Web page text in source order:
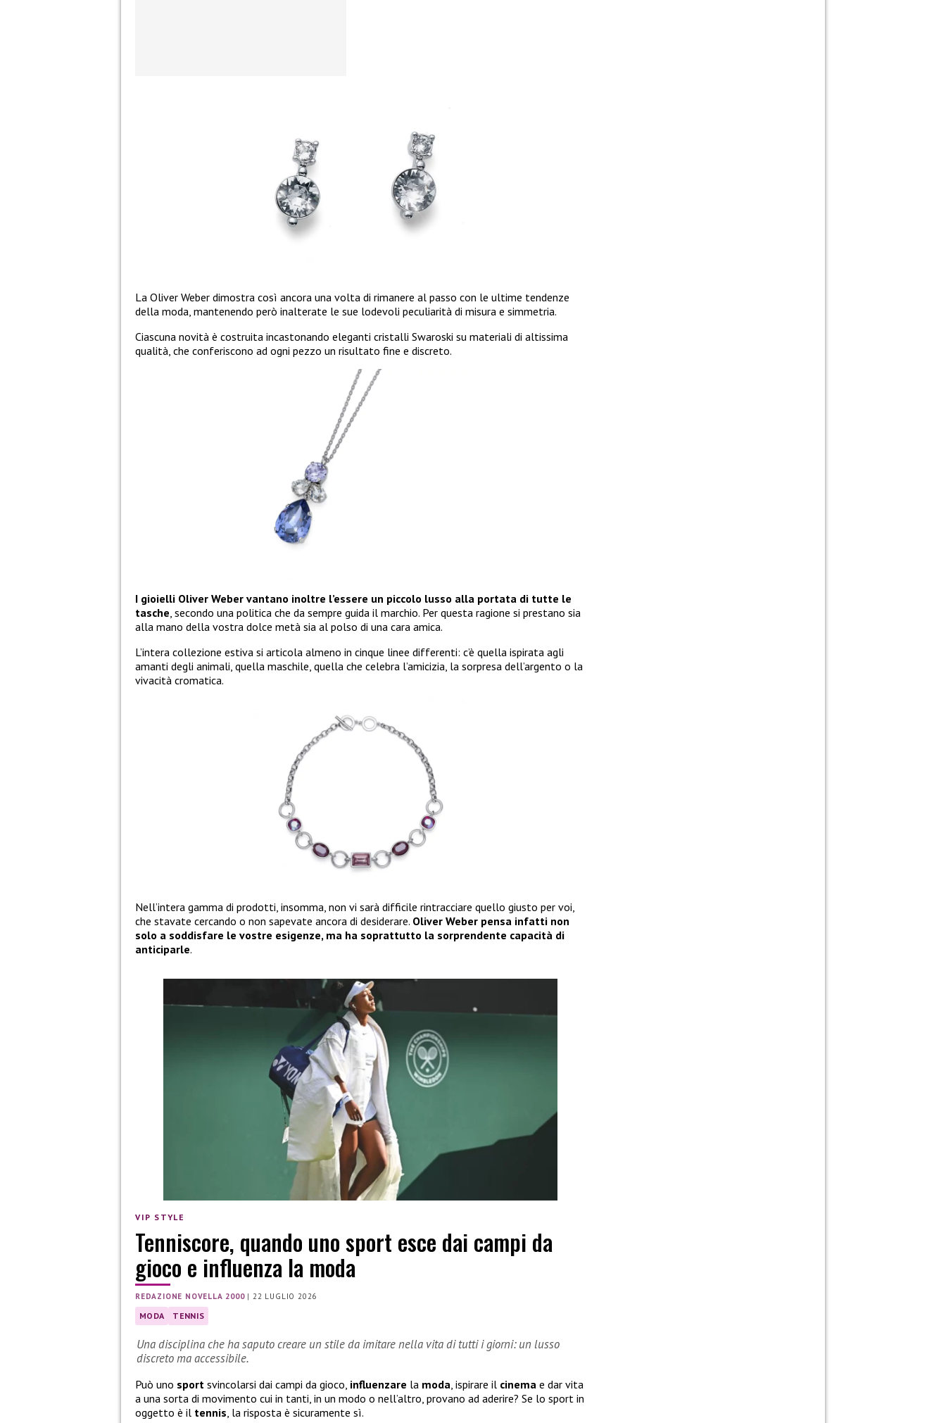
La Oliver Weber dimostra così ancora una volta di rimanere al passo con le ultime tendenze
della moda, mantenendo però inalterate le sue lodevoli peculiarità di misura e simmetria.
Ciascuna novità è costruita incastonando eleganti cristalli Swaroski su materiali di altissima
qualità, che conferiscono ad ogni pezzo un risultato fine e discreto.
I gioielli Oliver Weber vantano inoltre l’essere un piccolo lusso alla portata di tutte le
tasche, secondo una politica che da sempre guida il marchio. Per questa ragione si prestano sia
alla mano della vostra dolce metà sia al polso di una cara amica.
L’intera collezione estiva si articola almeno in cinque linee differenti: c’è quella ispirata agli
amanti degli animali, quella maschile, quella che celebra l’amicizia, la sorpresa dell’argento o la
vivacità cromatica.
Nell’intera gamma di prodotti, insomma, non vi sarà difficile rintracciare quello giusto per voi,
che stavate cercando o non sapevate ancora di desiderare. Oliver Weber pensa infatti non
solo a soddisfare le vostre esigenze, ma ha soprattutto la sorprendente capacità di
anticiparle.
VIP STYLE
Tenniscore, quando uno sport esce dai campi da
gioco e influenza la moda
REDAZIONE NOVELLA 2000|22 LUGLIO 2026
MODA TENNIS
Una disciplina che ha saputo creare un stile da imitare nella vita di tutti i giorni: un lusso
discreto ma accessibile.
Può uno sport svincolarsi dai campi da gioco, influenzare la moda, ispirare il cinema e dar vita
a una sorta di movimento cui in tanti, in un modo o nell’altro, provano ad aderire? Se lo sport in
oggetto è il tennis, la risposta è sicuramente sì.